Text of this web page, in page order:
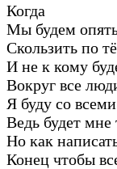
Когда
Мы будем
Скользить по
И не к кому
Вокруг все
Я буду со
Ведь будет мне
Но как
Конец чтобы